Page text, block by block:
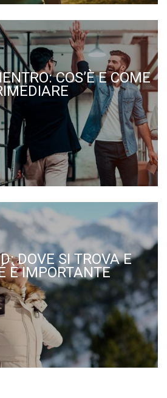
COS’È E COME
DOVE SI TROVA E
È IMPORTANTE